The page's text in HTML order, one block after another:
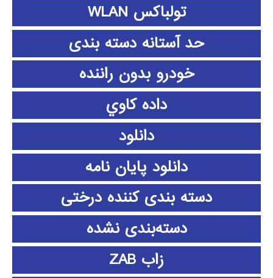
تولباکس WLAN
حد آستانه دسته بندی
خودرو بدون راننده
داده كاوي
دانلود
دانلود پايان نامه
دسته بندی کننده درختی
دسته‌بندی نشده
زاب ZAB